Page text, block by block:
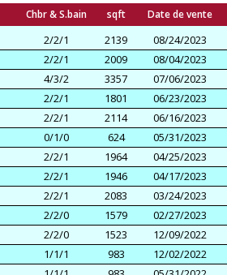
Chbr & S.bain sqft Date de vente
2/2/1 2139
08/24/2023
2/2/1 2009
08/04/2023
4/3/2 3357
07/06/2023
2/2/1 1801
06/23/2023
2/2/1 2114
06/16/2023
0/1/0 624
05/31/2023
2/2/1 1964
04/25/2023
2/2/1 1946
04/17/2023
2/2/1 2083
03/24/2023
2/2/0 1579
02/27/2023
2/2/0 1523
12/09/2022
1/1/1 983
12/02/2022